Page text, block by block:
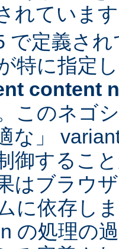
れていま
で定義さ
特に指定
content
このネゴ
な」
御するこ
はブラウ
に依存し
の処理の